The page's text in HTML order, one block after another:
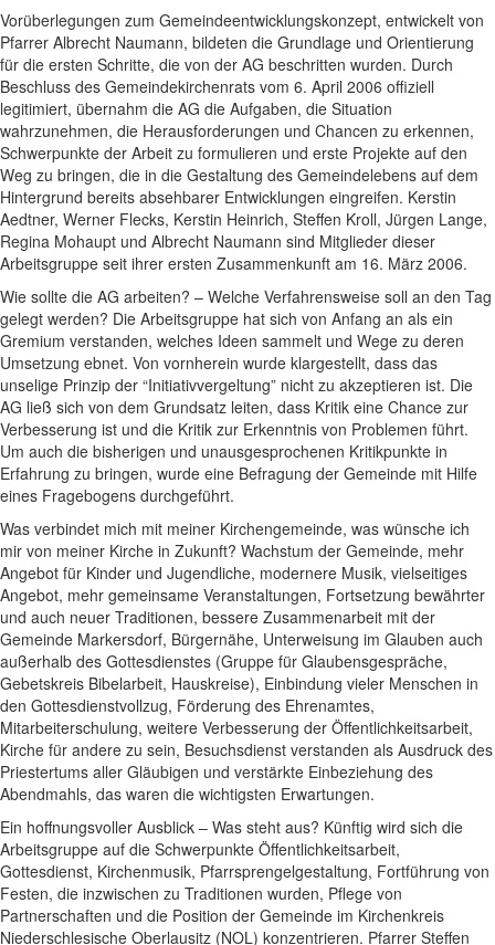
Vorüberlegungen zum Gemeindeentwicklungskonzept, entwickelt von
Pfarrer Albrecht Naumann, bildeten die Grundlage und Orientierung
für die ersten Schritte, die von der AG beschritten wurden. Durch
Beschluss des Gemeindekirchenrats vom 6. April 2006 offiziell
legitimiert, übernahm die AG die Aufgaben, die Situation
wahrzunehmen, die Herausforderungen und Chancen zu erkennen,
Schwerpunkte der Arbeit zu formulieren und erste Projekte auf den
Weg zu bringen, die in die Gestaltung des Gemeindelebens auf dem
Hintergrund bereits absehbarer Entwicklungen eingreifen. Kerstin
Aedtner, Werner Flecks, Kerstin Heinrich, Steffen Kroll, Jürgen Lange,
Regina Mohaupt und Albrecht Naumann sind Mitglieder dieser
Arbeitsgruppe seit ihrer ersten Zusammenkunft am 16. März 2006.
Wie sollte die AG arbeiten? – Welche Verfahrensweise soll an den Tag
gelegt werden? Die Arbeitsgruppe hat sich von Anfang an als ein
Gremium verstanden, welches Ideen sammelt und Wege zu deren
Umsetzung ebnet. Von vornherein wurde klargestellt, dass das
unselige Prinzip der “Initiativvergeltung” nicht zu akzeptieren ist. Die
AG ließ sich von dem Grundsatz leiten, dass Kritik eine Chance zur
Verbesserung ist und die Kritik zur Erkenntnis von Problemen führt.
Um auch die bisherigen und unausgesprochenen Kritikpunkte in
Erfahrung zu bringen, wurde eine Befragung der Gemeinde mit Hilfe
eines Fragebogens durchgeführt.
Was verbindet mich mit meiner Kirchengemeinde, was wünsche ich
mir von meiner Kirche in Zukunft? Wachstum der Gemeinde, mehr
Angebot für Kinder und Jugendliche, modernere Musik, vielseitiges
Angebot, mehr gemeinsame Veranstaltungen, Fortsetzung bewährter
und auch neuer Traditionen, bessere Zusammenarbeit mit der
Gemeinde Markersdorf, Bürgernähe, Unterweisung im Glauben auch
außerhalb des Gottesdienstes (Gruppe für Glaubensgespräche,
Gebetskreis Bibelarbeit, Hauskreise), Einbindung vieler Menschen in
den Gottesdienstvollzug, Förderung des Ehrenamtes,
Mitarbeiterschulung, weitere Verbesserung der Öffentlichkeitsarbeit,
Kirche für andere zu sein, Besuchsdienst verstanden als Ausdruck des
Priestertums aller Gläubigen und verstärkte Einbeziehung des
Abendmahls, das waren die wichtigsten Erwartungen.
Ein hoffnungsvoller Ausblick – Was steht aus? Künftig wird sich die
Arbeitsgruppe auf die Schwerpunkte Öffentlichkeitsarbeit,
Gottesdienst, Kirchenmusik, Pfarrsprengelgestaltung, Fortführung von
Festen, die inzwischen zu Traditionen wurden, Pflege von
Partnerschaften und die Position der Gemeinde im Kirchenkreis
Niederschlesische Oberlausitz (NOL) konzentrieren. Pfarrer Steffen